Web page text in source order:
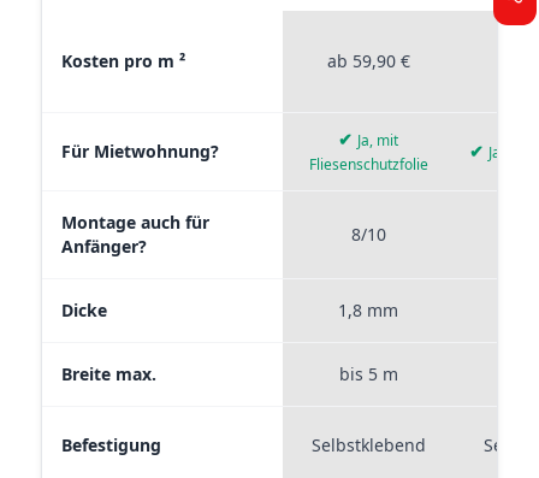
Materialvergleich zwischen Stickerprofis Premium,
Kosten pro m ² ab 59,90 €
Für Mietwohnung?
✔ Ja, mit
Fliesenschutzfolie
✔ Ja,
Montage auch für
Anfänger?
8/10
Dicke 1,8 mm
Breite max. bis 5 m
Befestigung Selbstklebend